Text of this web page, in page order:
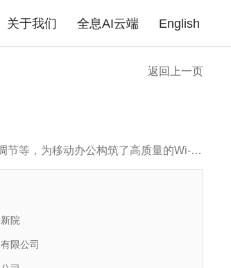
企业单位 住宅小区
关于我们 全息AI云端 English
返回上一页
节等，为移动办公构筑了高质量的Wi-Fi
院
限公司